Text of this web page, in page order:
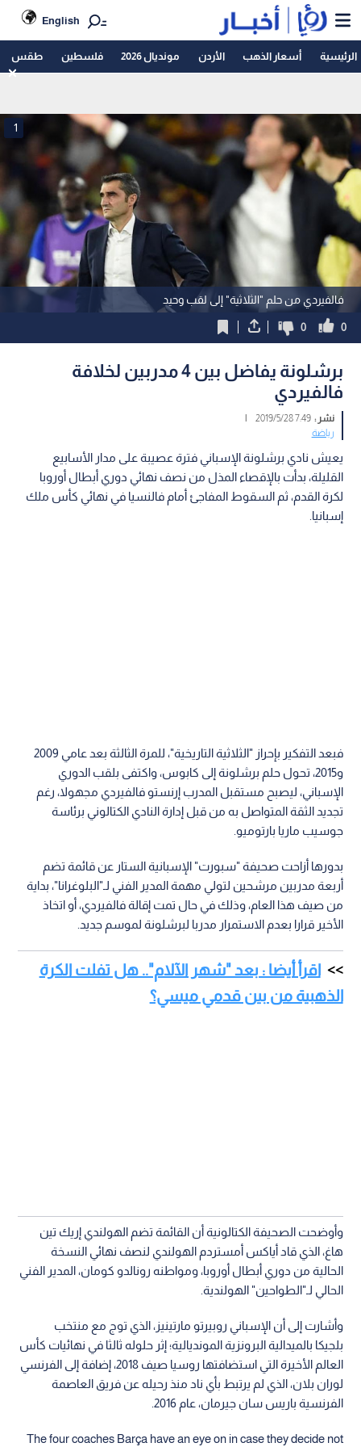
English
الرئيسية أسعار الذهب الأردن مونديال 2026 فلسطين طقس
فالفيردي من حلم "الثلاثية" إلى لقب وحيد
1
0
0
برشلونة يفاضل بين 4 مدربين لخلافة
فالفيردي
نشر :7:49 2019/5/28
|
رياضة
يعيش نادي برشلونة الإسباني فترة عصيبة على مدار الأسابيع
القليلة، بدأت بالإقصاء المذل من نصف نهائي دوري أبطال أوروبا
لكرة القدم، ثم السقوط المفاجئ أمام فالنسيا في نهائي كأس ملك
إسبانيا.
فبعد التفكير بإحراز "الثلاثية التاريخية"، للمرة الثالثة بعد عامي 2009
و2015، تحول حلم برشلونة إلى كابوس، واكتفى بلقب الدوري
الإسباني، ليصبح مستقبل المدرب إرنستو فالفيردي مجهولا، رغم
تجديد الثقة المتواصل به من قبل إدارة النادي الكتالوني برئاسة
جوسيب ماريا بارتوميو.
بدورها أزاحت صحيفة "سبورت" الإسبانية الستار عن قائمة تضم
أربعة مدربين مرشحين لتولي مهمة المدير الفني لـ"البلوغرانا"، بداية
من صيف هذا العام، وذلك في حال تمت إقالة فالفيردي، أو اتخاذ
الأخير قرارا بعدم الاستمرار مدربا لبرشلونة لموسم جديد.
اقرأ أيضا : بعد "شهر الآلام".. هل تفلت الكرة
الذهبية من بين قدمي ميسي؟
وأوضحت الصحيفة الكتالونية أن القائمة تضم الهولندي إريك تين
هاغ، الذي قاد أياكس أمستردم الهولندي لنصف نهائي النسخة
الحالية من دوري أبطال أوروبا، ومواطنه رونالدو كومان، المدير الفني
الحالي لـ"الطواحين" الهولندية.
وأشارت إلى أن الإسباني روبيرتو مارتينيز، الذي توج مع منتخب
بلجيكا بالميدالية البرونزية المونديالية؛ إثر حلوله ثالثا في نهائيات كأس
العالم الأخيرة التي استضافتها روسيا صيف 2018، إضافة إلى الفرنسي
لوران بلان، الذي لم يرتبط بأي ناد منذ رحيله عن فريق العاصمة
الفرنسية باريس سان جيرمان، عام 2016.
The four coaches Barça have an eye on in case they decide not